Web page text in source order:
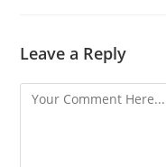
Leave a Reply